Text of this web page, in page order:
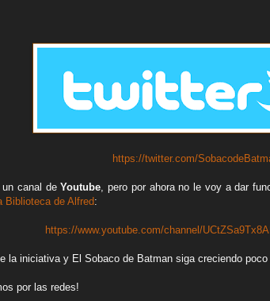
https://twitter.com/
un canal deYoutube, pero por ahora no le voy a dar
Biblioteca de Alfred:
https://www.youtube.com/channel/
la iniciativa y El Sobaco de Batman siga creciendo
por las redes!